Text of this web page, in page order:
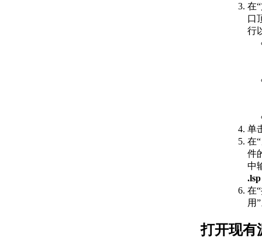
在
口
行
单
在
件
中
.lsp
在
用
打开现有